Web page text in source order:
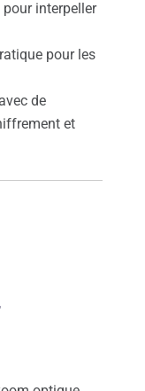
interpeller
pour les
de
et